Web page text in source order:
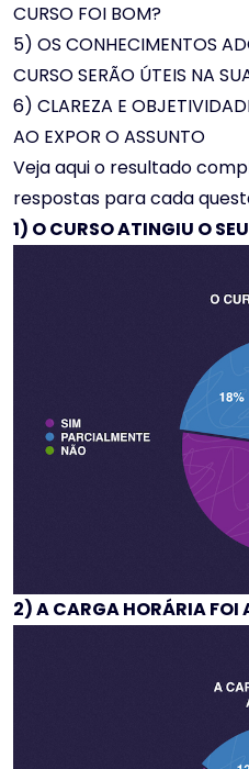
CURSO FOI BOM?
5) OS CONHECIMENTOS
CURSO SERÃO ÚTEIS NA
6) CLAREZA E
AO EXPOR O ASSUNTO
Veja aqui o resultado
respostas para cada
1) O CURSO ATINGIU O
2) A CARGA HORÁRIA FOI